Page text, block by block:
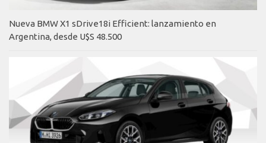
Nueva BMW X1 sDrive18i Efficient: lanzamiento en
Argentina, desde U$S 48.500